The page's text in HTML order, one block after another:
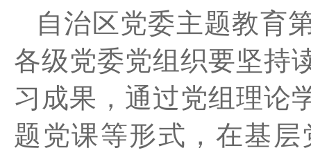
自治区党委主题教育
各级党委党组织要坚持
习成果，通过党组理论
题党课等形式，在基